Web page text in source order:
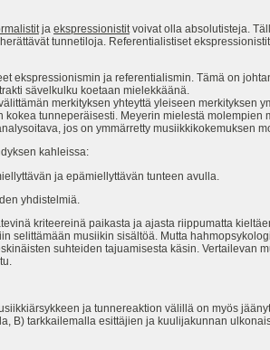
ja ekspressionistitvoivat olla absolutisteja.
tunnetiloja. Referentialistiset
ekspressionismin ja referentialismin. Tämä on
sävelkulku koetaan mielekkäänä.
merkityksen yhteyttä yleiseen merkityksen
tunneperäisesti. Meyerin mielestä
jos on ymmärretty musiikkikokemuksen
kahleissa:
ja epämiellyttävän tunteen avulla.
yhdistelmiä.
kriteereinä paikasta ja ajasta riippumatta
selittämään musiikin sisältöä. Mutta
suhteiden tajuamisesta käsin. Vertailevan
ja tunnereaktion välillä on myös
B) tarkkailemalla esittäjien ja kuulijakunnan